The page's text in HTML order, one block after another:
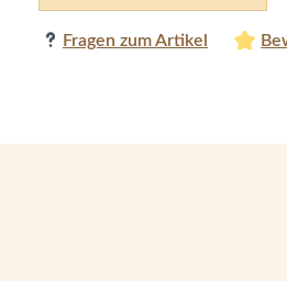
Fragen zum Artikel